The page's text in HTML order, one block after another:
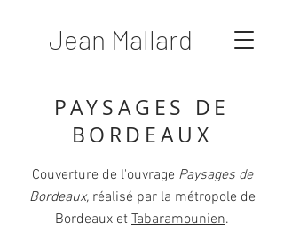
Jean Mallard
PAYSAGES DE
BORDEAUX
Couverture de l'ouvrage Paysages de
Bordeaux, réalisé par la métropole de
Bordeaux et Tabaramounien.